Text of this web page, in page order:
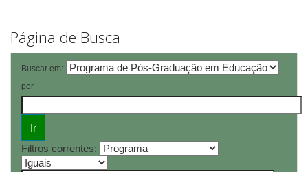
Página de Busca
Buscar em:
por
Filtros correntes: